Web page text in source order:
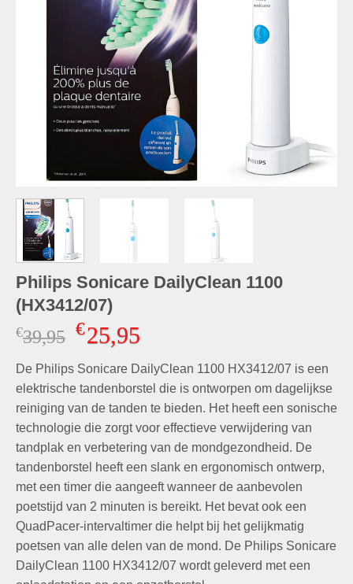
Philips Sonicare DailyClean 1100
(HX3412/07)
€39,95 Oorspronkelijke
was:
€39,95.
€25,95Huidige
is:
€25,95.
De Philips Sonicare DailyClean 1100 HX3412/07 is een
elektrische tandenborstel die is ontworpen om dagelijkse
reiniging van de tanden te bieden. Het heeft een sonische
technologie die zorgt voor effectieve verwijdering van
tandplak en verbetering van de mondgezondheid. De
tandenborstel heeft een slank en ergonomisch ontwerp,
met een timer die aangeeft wanneer de aanbevolen
poetstijd van 2 minuten is bereikt. Het bevat ook een
QuadPacer-intervaltimer die helpt bij het gelijkmatig
poetsen van alle delen van de mond. De Philips Sonicare
DailyClean 1100 HX3412/07 wordt geleverd met een